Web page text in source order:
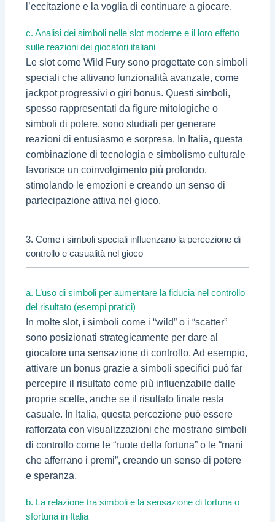
l’eccitazione e la voglia di continuare a giocare.
c. Analisi dei simboli nelle slot moderne e il loro effetto
sulle reazioni dei giocatori italiani
Le slot come Wild Fury sono progettate con simboli
speciali che attivano funzionalità avanzate, come
jackpot progressivi o giri bonus. Questi simboli,
spesso rappresentati da figure mitologiche o
simboli di potere, sono studiati per generare
reazioni di entusiasmo e sorpresa. In Italia, questa
combinazione di tecnologia e simbolismo culturale
favorisce un coinvolgimento più profondo,
stimolando le emozioni e creando un senso di
partecipazione attiva nel gioco.
3. Come i simboli speciali influenzano la percezione di
controllo e casualità nel gioco
a. L’uso di simboli per aumentare la fiducia nel controllo
del risultato (esempi pratici)
In molte slot, i simboli come i “wild” o i “scatter”
sono posizionati strategicamente per dare al
giocatore una sensazione di controllo. Ad esempio,
attivare un bonus grazie a simboli specifici può far
percepire il risultato come più influenzabile dalle
proprie scelte, anche se il risultato finale resta
casuale. In Italia, questa percezione può essere
rafforzata con visualizzazioni che mostrano simboli
di controllo come le “ruote della fortuna” o le “mani
che afferrano i premi”, creando un senso di potere
e speranza.
b. La relazione tra simboli e la sensazione di fortuna o
sfortuna in Italia